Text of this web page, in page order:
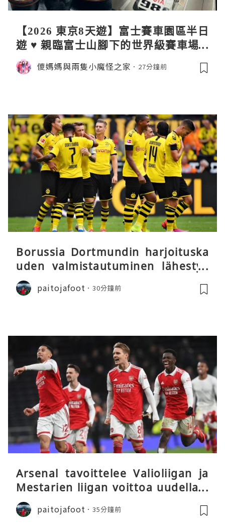
【2026 東京8天遊】富士賽車園區半日
遊 ♥ 親臨富士山腳下的世界級賽車場 F
uji SpeedWay。參觀富士賽車博物
館。到觀景餐廳邊觀賞賽車邊嘆午餐
儍媽媽與兩隻小魔怪之家 27分鐘前
Borussia Dortmundin harjoituska
uden valmistautuminen lähestyy
päätöstään
paitojafoot 30分鐘前
Arsenal tavoittelee Valioliigan ja
Mestarien liigan voittoa uudella k
audella
paitojafoot 35分鐘前